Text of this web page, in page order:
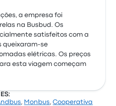
a empresa foi
na Busbud. Os
satisfeitos com a
queixaram-se
elétricas. Os preços
esta viagem começam
, Monbus,Cooperativa